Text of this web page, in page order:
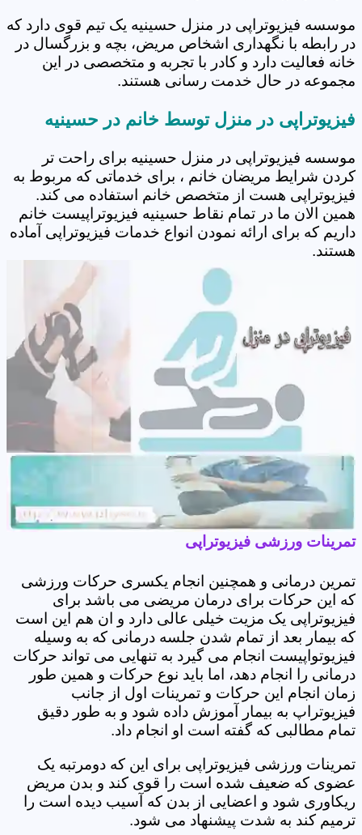
موسسه فیزیوتراپی در منزل حسینیه یک تیم قوی دارد که
در رابطه با نگهداری اشخاص مریض، بچه و بزرگسال در
خانه فعالیت دارد و کادر با تجربه و متخصصی در این
مجموعه در حال خدمت رسانی هستند.
فیزیوتراپی در منزل توسط خانم در حسینیه
موسسه فیزیوتراپی در منزل حسینیه برای راحت تر
کردن شرایط مریضان خانم ، برای خدماتی که مربوط به
فیزیوتراپی هست از متخصص خانم استفاده می کند.
همین الان ما در تمام نقاط حسینیه فیزیوتراپیست خانم
داریم که برای ارائه نمودن انواع خدمات فیزیوتراپی آماده
هستند.
تمرینات ورزشی فیزیوتراپی
تمرین درمانی و همچنین انجام یکسری حرکات ورزشی
که این حرکات برای درمان مریضی می باشد برای
فیزیوتراپی یک مزیت خیلی عالی دارد و ان هم این است
که بیمار بعد از تمام شدن جلسه درمانی که به وسیله
فیزیوتواپیست انجام می گیرد به تنهایی می تواند حرکات
درمانی را انجام دهد، اما باید نوع حرکات و همین طور
زمان انجام این حرکات و تمرینات اول از جانب
فیزیوتراپ به بیمار آموزش داده شود و به طور دقیق
تمام مطالبی که گفته است او انجام داد.
تمرینات ورزشی فیزیوتراپی برای این که دومرتبه یک
عضوی که ضعیف شده است را قوی کند و بدن مریض
ریکاوری شود و اعضایی از بدن که آسیب دیده است را
ترمیم کند به شدت پیشنهاد می شود.